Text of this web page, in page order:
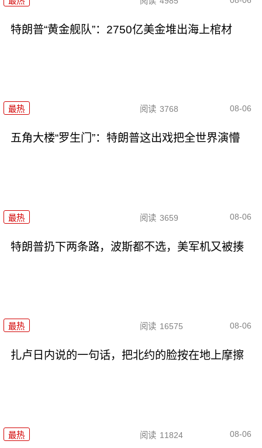
特朗普“黄金舰队”：2750亿美金堆出海上棺材
最热 阅读 3768 08-06
五角大楼“罗生门”：特朗普这出戏把全世界演懵
最热 阅读 3659 08-06
特朗普扔下两条路，波斯都不选，美军机又被揍
最热 阅读 16575 08-06
扎卢日内说的一句话，把北约的脸按在地上摩擦
最热 阅读 11824 08-06